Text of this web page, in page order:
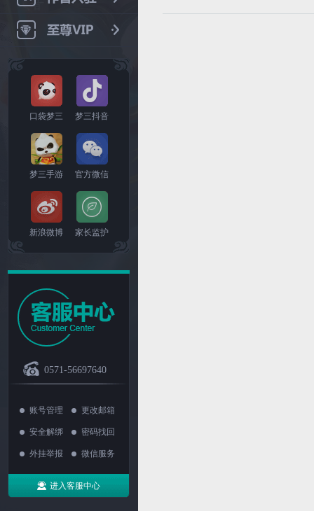
口袋梦三 梦三抖音
梦三手游 官方微信
新浪微博 家长监护
0571-56697640
账号管理 更改邮箱
安全解绑 密码找回
外挂举报 微信服务
进入客服中心